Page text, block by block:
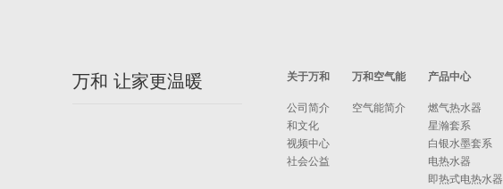
万和 让家更温暖 关于万和
公司简介
和文化
视频中心
社会公益
万和空气能
空气能简介
产品中心
燃气热水器
星瀚套系
白银水墨套系
电热水器
即热式电热水器